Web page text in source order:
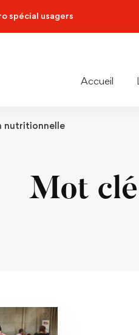
spécial usagers
Accueil
nutritionnelle
Mot